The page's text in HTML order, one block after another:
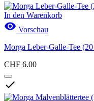
In den Warenkorb
 Vorschau
Morga Leber-Galle-Tee
CHF 6.00
